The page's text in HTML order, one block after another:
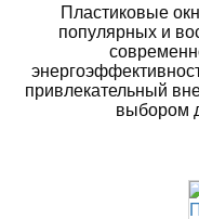
Пластиковые
популярных и
привлекательный
выбором